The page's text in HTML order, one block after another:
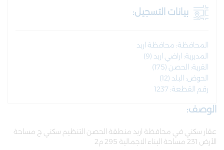
بيانات التسجيل:
المحافظة: محافظة اربد
المديرية: اراضي اربد (9)
القرية: الحصن (175)
الحوض: البلد (12)
رقم القطعة: 1237
الوصف:
عقار سكني في محافظة اربد منطقة الحصن التنظيم سكني ج مساحة
الأرض 231 مساحة البناء الاجمالية 295 م2